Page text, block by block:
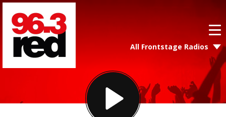
All Frontstage Radios